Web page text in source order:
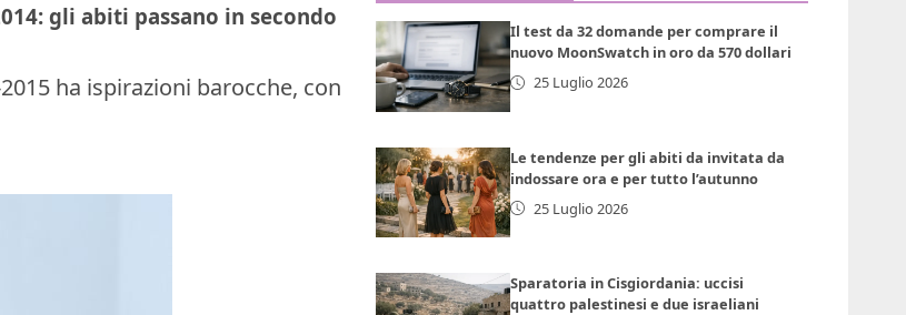
gli abiti passano in secondo
ha ispirazioni barocche, con
Il test da 32 domande per comprare il
nuovo MoonSwatch in oro da 570 dollari
25 Luglio 2026
Le tendenze per gli abiti da invitata da
indossare ora e per tutto l’autunno
25 Luglio 2026
Sparatoria in Cisgiordania: uccisi
quattro palestinesi e due israeliani